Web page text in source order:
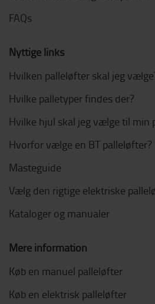
FAQs
Nyttige links
Hvilken palleløfter skal jeg
Hvilke palletyper findes der?
Hvilke hjul skal jeg vælge til min
Hvorfor vælge en BT palleløfter?
Masteguide
Vælg den rigtige elektriske
Kataloger og manualer
Mere information
Køb en manuel palleløfter
Køb en elektrisk palleløfter